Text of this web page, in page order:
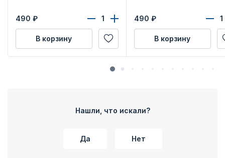
490 ₽
В корзину
490 ₽
В корзину
Нашли, что искали?
Да Нет